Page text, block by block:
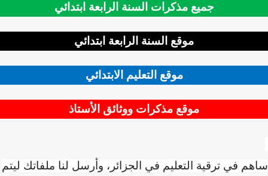
جميع مذكرات السنة الرابعة ابتدائي
موقع السنة الرابعة ابتدائي
موقع التعليم الابتدائي
موقع مذكرات ووثائق الأستاذ
في ترقية التعليم في الجزائر، وأرسل لنا ملفاتك ليتم